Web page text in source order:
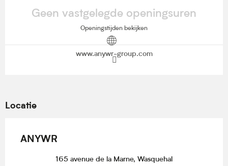
Geen vastgelegde openingsuren
Openingstijden bekijken
www.anywr-group.com
Locatie
ANYWR
165 avenue de la Marne, Wasquehal